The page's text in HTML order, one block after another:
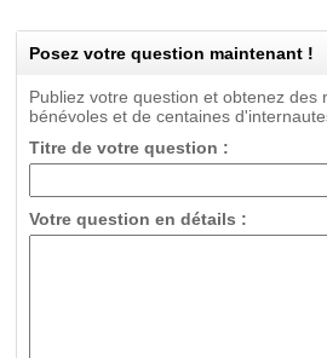
Posez votre question maintenant !
Publiez votre question et obtenez des
bénévoles et de centaines
Titre de votre question :
Votre question en détails :